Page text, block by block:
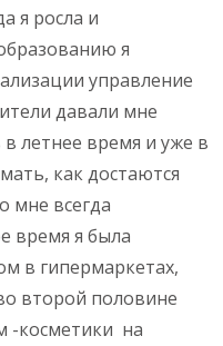
я росла и
я
управление
давали мне
летнее время и уже в
как достаются
мне всегда
время я была
в гипермаркетах,
второй половине
-косметики на